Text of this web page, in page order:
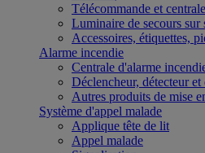
Télécommande et centrale
Luminaire de secours sur
Accessoires, étiquettes,
Alarme incendie
Centrale d'alarme
Déclencheur, détecteur
Autres produits de mise
Système d'appel malade
Applique tête de lit
Appel malade